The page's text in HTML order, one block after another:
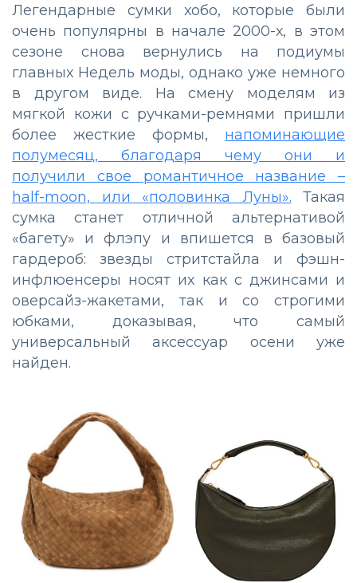
Легендарные сумки хобо, которые были
очень популярны в начале 2000-х, в этом
сезоне снова вернулись на подиумы
главных Недель моды, однако уже немного
в другом виде. На смену моделям из
мягкой кожи с ручками-ремнями пришли
более жесткие формы, напоминающие
полумесяц, благодаря чему они и
получили свое романтичное название –
half-moon, или «половинка Луны». Такая
сумка станет отличной альтернативой
«багету» и флэпу и впишется в базовый
гардероб: звезды стритстайла и фэшн-
инфлюенсеры носят их как с джинсами и
оверсайз-жакетами, так и со строгими
юбками, доказывая, что самый
универсальный аксессуар осени уже
найден.